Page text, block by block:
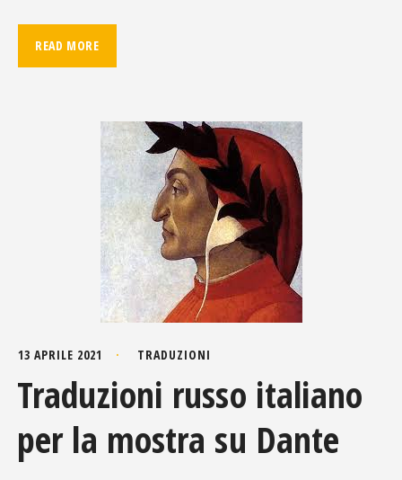
READ MORE
13 APRILE 2021 TRADUZIONI
Traduzioni russo italiano
per la mostra su Dante